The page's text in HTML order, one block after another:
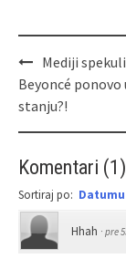
Mediji
Beyoncé ponovo
stanju?!
Komentari (1 )
Sortiraj po: Datumu
Hhah · pre